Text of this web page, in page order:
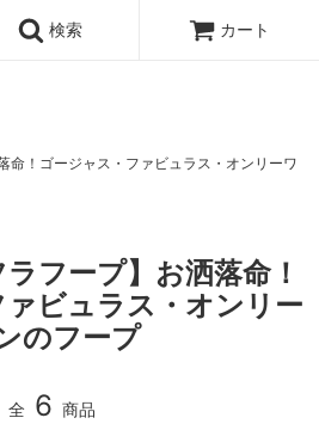
検索 カート
命！ゴージャス・ファビュラス・オンリーワ
ラフープ】お洒落命！
ビュラス・オンリー
のフープ
全 6 商品